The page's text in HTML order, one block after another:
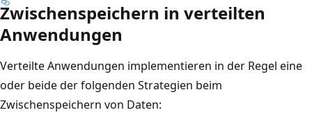
Zwischenspeichern in verteilten
Anwendungen
Verteilte Anwendungen implementieren in der Regel eine
oder beide der folgenden Strategien beim
Zwischenspeichern von Daten: